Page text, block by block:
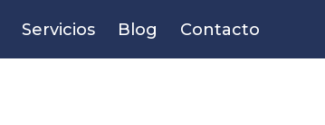
Servicios Blog Contacto